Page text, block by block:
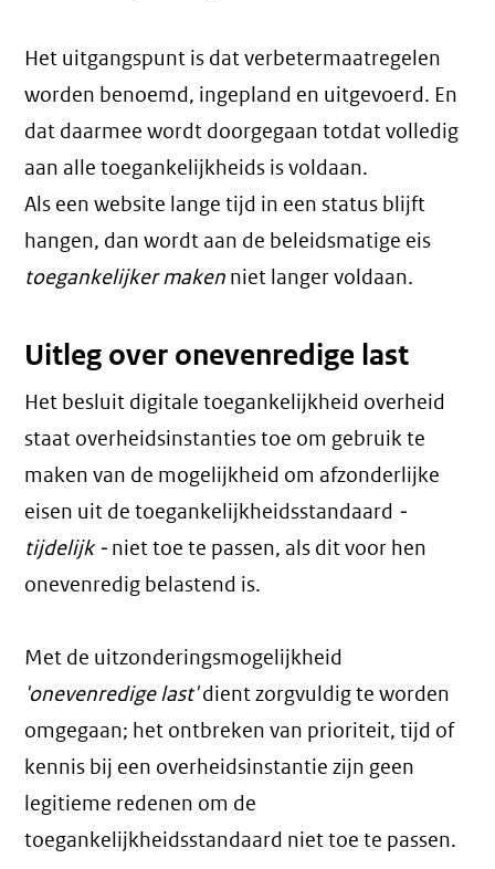
Het uitgangspunt is dat verbetermaatregelen
worden benoemd, ingepland en uitgevoerd. En
dat daarmee wordt doorgegaan totdat volledig
aan alle toegankelijkheids is voldaan.
Als een website lange tijd in een status blijft
hangen, dan wordt aan de beleidsmatige eis
toegankelijker maken niet langer voldaan.
Uitleg over onevenredige last
Het besluit digitale toegankelijkheid overheid
staat overheidsinstanties toe om gebruik te
maken van de mogelijkheid om afzonderlijke
eisen uit de toegankelijkheidsstandaard -
tijdelijk - niet toe te passen, als dit voor hen
onevenredig belastend is.
Met de uitzonderingsmogelijkheid
'onevenredige last'dient zorgvuldig te worden
omgegaan; het ontbreken van prioriteit, tijd of
kennis bij een overheidsinstantie zijn geen
legitieme redenen om de
toegankelijkheidsstandaard niet toe te passen.